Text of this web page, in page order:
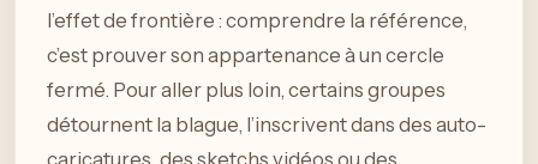
l’effet de frontière : comprendre la référence,
c’est prouver son appartenance à un cercle
fermé. Pour aller plus loin, certains groupes
détournent la blague, l’inscrivent dans des auto-